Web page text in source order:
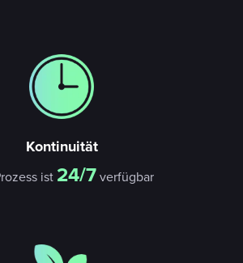
Kontinuität
ist 24/7verfügbar